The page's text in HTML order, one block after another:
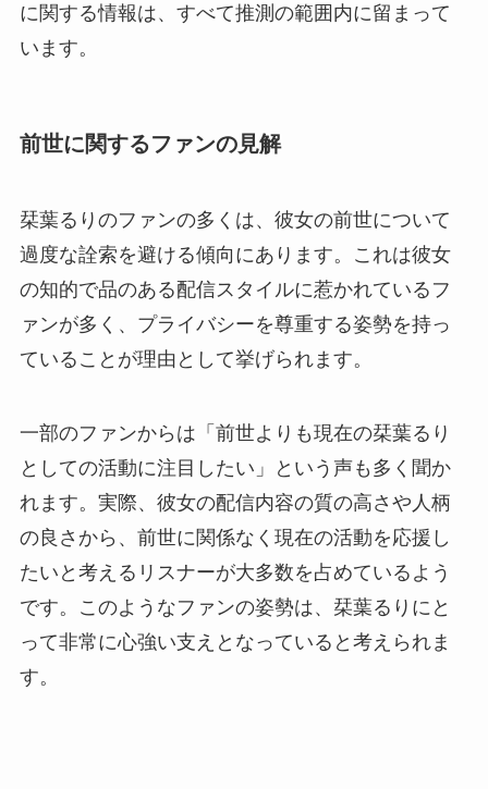
に関する情報は、すべて推測の範囲内に留まって
います。
前世に関するファンの見解
栞葉るりのファンの多くは、彼女の前世について
過度な詮索を避ける傾向にあります。これは彼女
の知的で品のある配信スタイルに惹かれているフ
ァンが多く、プライバシーを尊重する姿勢を持っ
ていることが理由として挙げられます。
一部のファンからは「前世よりも現在の栞葉るり
としての活動に注目したい」という声も多く聞か
れます。実際、彼女の配信内容の質の高さや人柄
の良さから、前世に関係なく現在の活動を応援し
たいと考えるリスナーが大多数を占めているよう
です。このようなファンの姿勢は、栞葉るりにと
って非常に心強い支えとなっていると考えられま
す。